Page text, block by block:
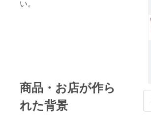
い。
商品・お店が作ら
れた背景